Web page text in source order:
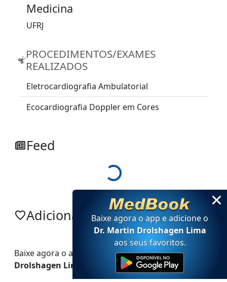
Medicina
UFRJ
PROCEDIMENTOS/EXAMES
REALIZADOS
Eletrocardiografia Ambulatorial
Ecocardiografia Doppler em Cores
Feed Loading...
Adicionar no app
Baixe agora o app e adicioneoDr. Martin
Drolshagen Lima
aos seus favoritos.
Baixe agora o app e adicioneo
Dr. Martin Drolshagen Lima
aos seus favoritos.